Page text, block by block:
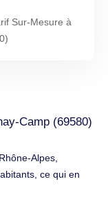
Sur-Mesure à
Camp (69580)
Alpes,
ce qui en